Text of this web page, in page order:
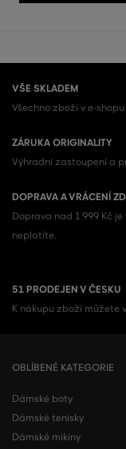
VŠE SKLADEM
Všechno zboží v e-
ZÁRUKA ORIGINALITY
Výhradní zastoupení a
DOPRAVA A VRÁCENÍ
Doprava nad 1 999 Kč
neplatíte.
51 PRODEJEN V ČESKU
K nákupu zboží můžete
OBLÍBENÉ KATEGORIE
Dámské boty
Dámské tenisky
Dámské mikiny